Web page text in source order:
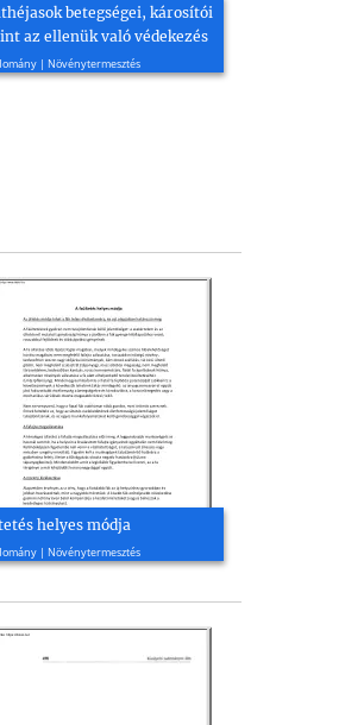
betegségei, károsítói
az ellenük való védekezés
| Növénytermesztés
91 oldal
helyes módja
| Növénytermesztés
6 oldal